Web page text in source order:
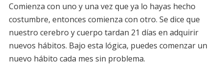
Comienza con uno y una vez que ya lo hayas hecho
costumbre, entonces comienza con otro. Se dice que
nuestro cerebro y cuerpo tardan 21 días en adquirir
nuevos hábitos. Bajo esta lógica, puedes comenzar un
nuevo hábito cada mes sin problema.